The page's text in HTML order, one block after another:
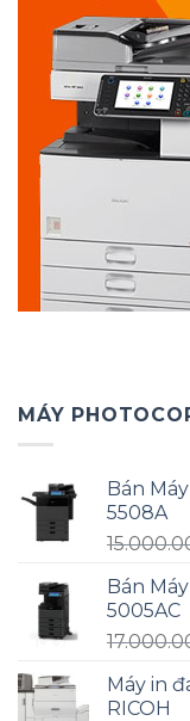
MÁY
Bán
5508A
Bán
5005AC
Máy in
RICOH